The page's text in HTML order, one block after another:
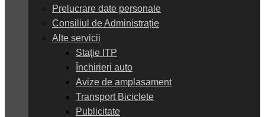
Prelucrare date personale
Consiliul de Administrație
Alte servicii
Staţie ITP
Închirieri auto
Avize de amplasament
Transport Biciclete
Publicitate